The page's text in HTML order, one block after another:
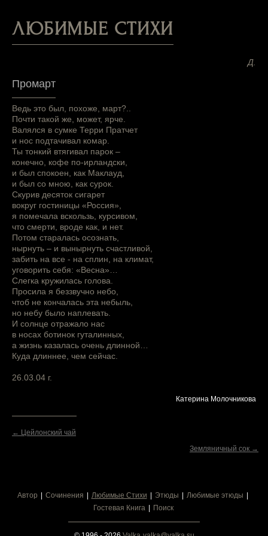
ЛЮБИМЫЕ СТИХИ
Д.
Промарт
Ведь это был, похоже, март?..
Почти такой же, может, ярче.
Валялся в сумке Терри Пратчет
и нос подтачивал комар.
Ты тонкий втягивал парок –
конечно, кофе по-ирландски,
и был спокоен, как Маклауд,
и был со мною, как сурок.
Скурив десяток сигарет
вокруг гостиницы «Россия»,
я помечала вскользь, курсивом,
что смерти, вроде как, и нет.
Потом старалась осознать,
нырнуть – и вынырнуть счастливой,
забить на все - на сплин, на климат,
уговорить себя: «Весна»…
Слегка кружилась голова.
Просила я беззвучно небо,
чтоб не кончалась эта небыль,
но небу было наплевать.
И солнце отражало нас
в носах ботинок гуталинных,
а жизнь казалась очень длинной…
Куда длиннее, чем сейчас.
26.03.04 г.
Катерина Молочникова
← Цейлонский чай
Земляничный сок →
Автор Сочинения Любимые Стихи Этюды
Любимые этюды
Гостевая Книга
Поиск